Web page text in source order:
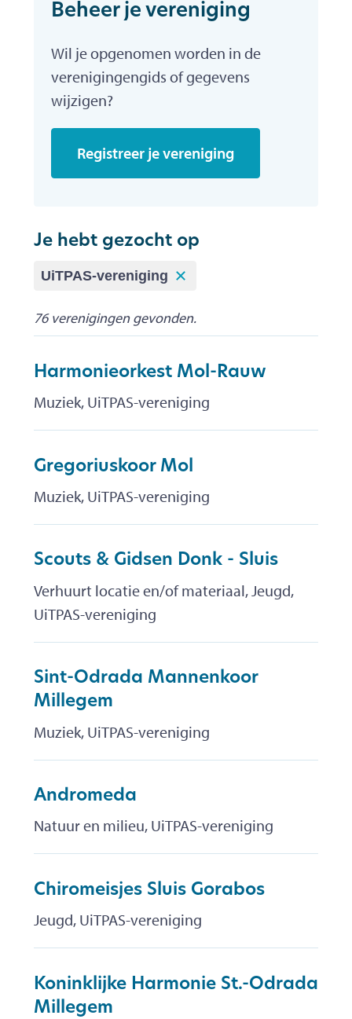
Beheer je vereniging
Wil je opgenomen worden in de
verenigingengids of gegevens
wijzigen?
Registreer je vereniging
Je hebt gezocht op
UiTPAS-vereniging
76 verenigingen gevonden.
Harmonieorkest Mol-Rauw
Muziek, UiTPAS-vereniging
Gregoriuskoor Mol
Muziek, UiTPAS-vereniging
Scouts & Gidsen Donk - Sluis
Verhuurt locatie en/of materiaal, Jeugd,
UiTPAS-vereniging
Sint-Odrada Mannenkoor
Millegem
Muziek, UiTPAS-vereniging
Andromeda
Natuur en milieu, UiTPAS-vereniging
Chiromeisjes Sluis Gorabos
Jeugd, UiTPAS-vereniging
Koninklijke Harmonie St.-Odrada
Millegem